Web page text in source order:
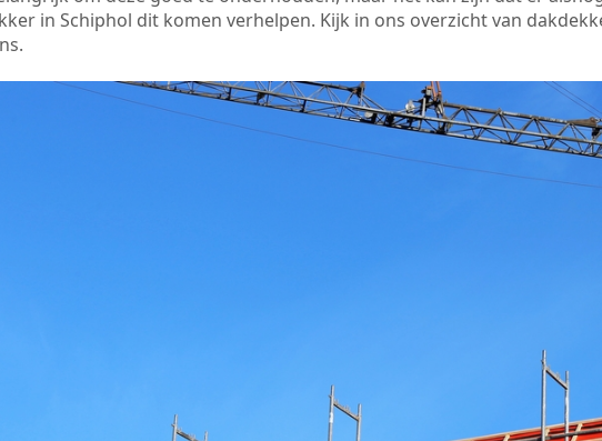
in Schiphol dit komen verhelpen. Kijk in ons overzicht van